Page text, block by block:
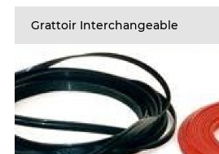
Grattoir Interchangeable